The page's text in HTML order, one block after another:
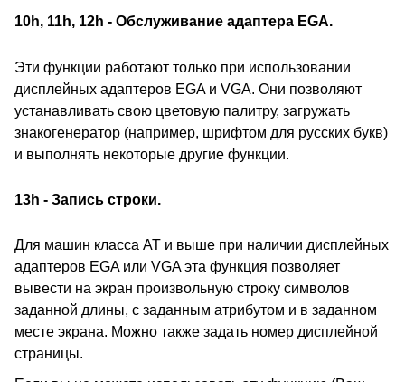
10h, 11h, 12h - Обслуживание адаптера EGA.
Эти функции работают только при использовании
дисплейных адаптеров EGA и VGA. Они позволяют
устанавливать свою цветовую палитру, загружать
знакогенератор (например, шрифтом для русских букв)
и выполнять некоторые другие функции.
13h - Запись строки.
Для машин класса AT и выше при наличии дисплейных
адаптеров EGA или VGA эта функция позволяет
вывести на экран произвольную строку символов
заданной длины, с заданным атрибутом и в заданном
месте экрана. Можно также задать номер дисплейной
страницы.